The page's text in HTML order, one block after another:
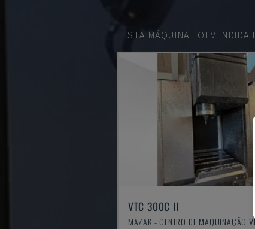
ESTA MÁQUINA FOI VENDIDA
VTC 300C II
MAZAK - CENTRO DE MAQUINAÇÃO